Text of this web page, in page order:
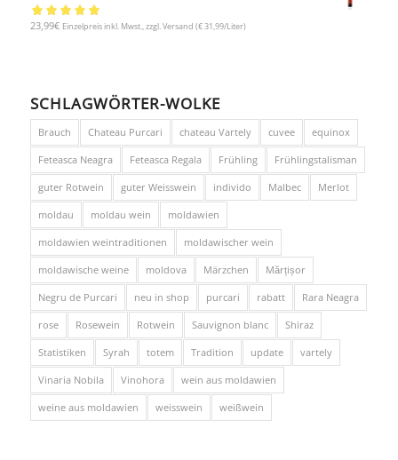
Bewertet mit
23,99€ Einzelpreis inkl. Mwst., zzgl. Versand (€ 31,99/Liter)
SCHLAGWÖRTER-WOLKE
Brauch Chateau Purcari chateau Vartely cuvee equinox
Feteasca Neagra Feteasca Regala Frühling Frühlingstalisman
guter Rotwein guter Weisswein individo Malbec Merlot
moldau moldau wein moldawien
moldawien weintraditionen moldawischer wein
moldawische weine moldova Märzchen Mărțișor
Negru de Purcari neu in shop purcari rabatt Rara Neagra
rose Rosewein Rotwein Sauvignon blanc Shiraz
Statistiken Syrah totem Tradition update vartely
Vinaria Nobila Vinohora wein aus moldawien
weine aus moldawien weisswein weißwein